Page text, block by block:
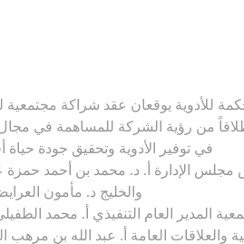
للأدوية يوقعان عقد شراكة مجتمعية
من رؤية الشركة للمساهمة في
في توفير الأدوية وتحقيق جودة
الإدارة أ. د. محمد بن أحمد حمزة
والخليج د. مأمون
المدير العام التنفيذي أ. محمد
والعلاقات العامة أ. عبد الله بن مرهب